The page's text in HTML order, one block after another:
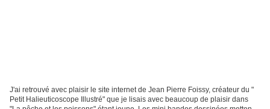
J'ai retrouvé avec plaisir le site internet de Jean Pierre Foissy, créateur du "
Petit Halieuticoscope Illustré" que je lisais avec beaucoup de plaisir dans